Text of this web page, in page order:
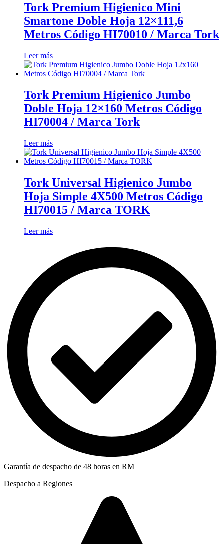
Tork Premium Higienico Mini
Smartone Doble Hoja 12×111,6
Metros Código HI70010 / Marca Tork
Leer más
Tork Premium Higienico Jumbo
Doble Hoja 12×160 Metros Código
HI70004 / Marca Tork
Leer más
Tork Universal Higienico Jumbo
Hoja Simple 4X500 Metros Código
HI70015 / Marca TORK
Leer más
Garantía de despacho de 48 horas en RM
Despacho a Regiones